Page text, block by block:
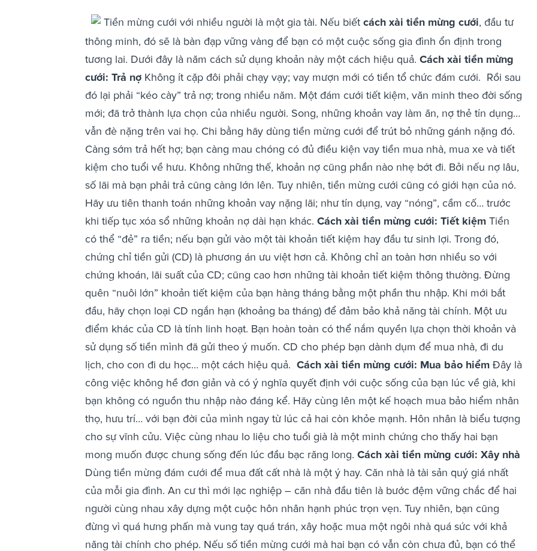
Tiền mừng cưới với nhiều người là một gia tài. Nếu biết cách xài tiền mừng cưới, đầu tư
thông minh, đó sẽ là bàn đạp vững vàng để bạn có một cuộc sống gia đình ổn định trong
tương lai. Dưới đây là năm cách sử dụng khoản này một cách hiệu quả. Cách xài tiền mừng
cưới: Trả nợ Không ít cặp đôi phải chạy vạy; vay mượn mới có tiền tổ chức đám cưới. Rồi sau
đó lại phải “kéo cày” trả nợ; trong nhiều năm. Một đám cưới tiết kiệm, văn minh theo đời sống
mới; đã trở thành lựa chọn của nhiều người. Song, những khoản vay làm ăn, nợ thẻ tín dụng…
vẫn đè nặng trên vai họ. Chi bằng hãy dùng tiền mừng cưới để trút bỏ những gánh nặng đó.
Càng sớm trả hết hợ; bạn càng mau chóng có đủ điều kiện vay tiền mua nhà, mua xe và tiết
kiệm cho tuổi về hưu. Không những thế, khoản nợ cũng phần nào nhẹ bớt đi. Bởi nếu nợ lâu,
số lãi mà bạn phải trả cũng càng lớn lên. Tuy nhiên, tiền mừng cưới cũng có giới hạn của nó.
Hãy ưu tiên thanh toán những khoản vay nặng lãi; như tín dụng, vay “nóng”, cầm cố… trước
khi tiếp tục xóa sổ những khoản nợ dài hạn khác. Cách xài tiền mừng cưới: Tiết kiệm Tiền
có thể “đẻ” ra tiền; nếu bạn gửi vào một tài khoản tiết kiệm hay đầu tư sinh lợi. Trong đó,
chứng chỉ tiền gửi (CD) là phương án ưu việt hơn cả. Không chỉ an toàn hơn nhiều so với
chứng khoán, lãi suất của CD; cũng cao hơn những tài khoản tiết kiệm thông thường. Đừng
quên “nuôi lớn” khoản tiết kiệm của bạn hàng tháng bằng một phần thu nhập. Khi mới bắt
đầu, hãy chọn loại CD ngắn hạn (khoảng ba tháng) để đảm bảo khả năng tài chính. Một ưu
điểm khác của CD là tính linh hoạt. Bạn hoàn toàn có thể nắm quyền lựa chọn thời khoản và
sử dụng số tiền mình đã gửi theo ý muốn. CD cho phép bạn dành dụm để mua nhà, đi du
lịch, cho con đi du học… một cách hiệu quả. Cách xài tiền mừng cưới: Mua bảo hiểm Đây là
công việc không hề đơn giản và có ý nghĩa quyết định với cuộc sống của bạn lúc về già, khi
bạn không có nguồn thu nhập nào đáng kể. Hãy cùng lên một kế hoạch mua bảo hiểm nhân
thọ, hưu trí… với bạn đời của mình ngay từ lúc cả hai còn khỏe mạnh. Hôn nhân là biểu tượng
cho sự vĩnh cửu. Việc cùng nhau lo liệu cho tuổi già là một minh chứng cho thấy hai bạn
mong muốn được chung sống đến lúc đầu bạc răng long. Cách xài tiền mừng cưới: Xây nhà
Dùng tiền mừng đám cưới để mua đất cất nhà là một ý hay. Căn nhà là tài sản quý giá nhất
của mỗi gia đình. An cư thì mới lạc nghiệp – căn nhà đầu tiên là bước đệm vững chắc để hai
người cùng nhau xây dựng một cuộc hôn nhân hạnh phúc trọn vẹn. Tuy nhiên, bạn cũng
đừng vì quá hưng phấn mà vung tay quá trán, xây hoặc mua một ngôi nhà quá sức với khả
năng tài chính cho phép. Nếu số tiền mừng cưới mà hai bạn có vẫn còn chưa đủ, bạn có thể